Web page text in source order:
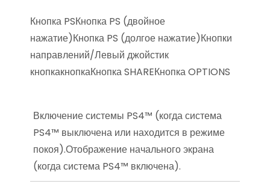
Кнопка PSКнопка PS (двойное
нажатие)Кнопка PS (долгое нажатие)Кнопки
направлений/Левый джойстик
кнопкакнопкаКнопка SHAREКнопка OPTIONS
Включение системы PS4™ (когда система
PS4™ выключена или находится в режиме
покоя).Отображение начального экрана
(когда система PS4™ включена).